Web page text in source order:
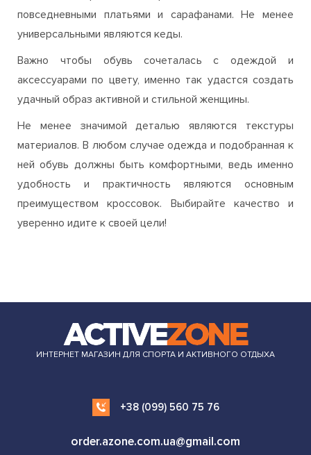
повседневными платьями и сарафанами. Не менее
универсальными являются кеды.
Важно чтобы обувь сочеталась с одеждой и
аксессуарами по цвету, именно так удастся создать
удачный образ активной и стильной женщины.
Не менее значимой деталью являются текстуры
материалов. В любом случае одежда и подобранная к
ней обувь должны быть комфортными, ведь именно
удобность и практичность являются основным
преимуществом кроссовок. Выбирайте качество и
уверенно идите к своей цели!
ИНТЕРНЕТ МАГАЗИН ДЛЯ СПОРТА И АКТИВНОГО ОТДЫХА
+38 (099) 560 75 76
order.azone.com.ua@gmail.com